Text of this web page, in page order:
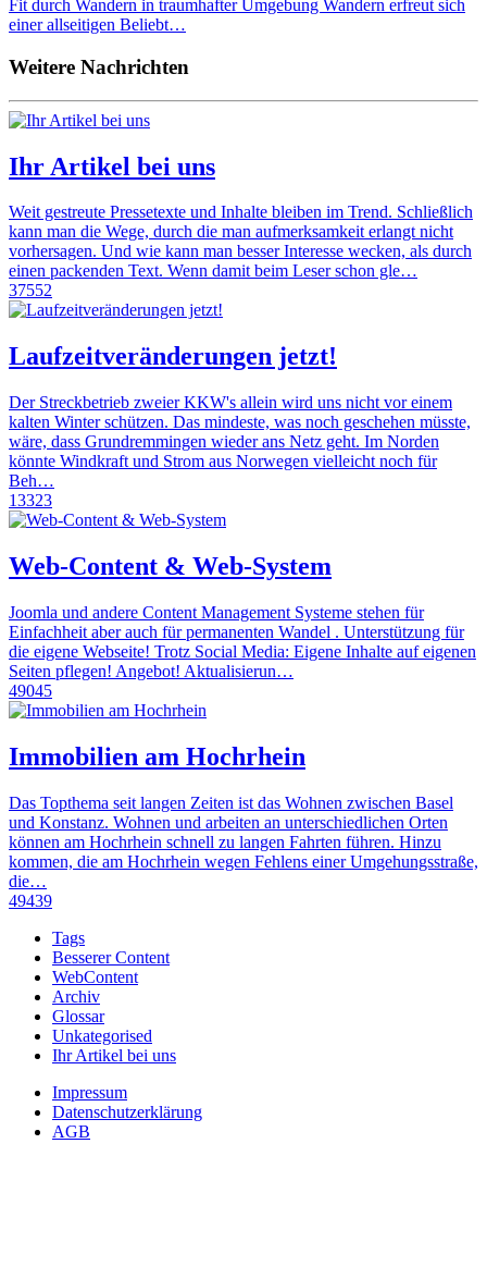
Fit durch Wandern in traumhafter Umgebung Wandern erfreut sich
einer allseitigen Beliebt…
Weitere Nachrichten
Ihr Artikel bei uns
Weit gestreute Pressetexte und Inhalte bleiben im Trend. Schließlich
kann man die Wege, durch die man aufmerksamkeit erlangt nicht
vorhersagen. Und wie kann man besser Interesse wecken, als durch
einen packenden Text. Wenn damit beim Leser schon gle…
37552
Laufzeitveränderungen jetzt!
Der Streckbetrieb zweier KKW's allein wird uns nicht vor einem
kalten Winter schützen. Das mindeste, was noch geschehen müsste,
wäre, dass Grundremmingen wieder ans Netz geht. Im Norden
könnte Windkraft und Strom aus Norwegen vielleicht noch für
Beh…
13323
Web-Content & Web-System
Joomla und andere Content Management Systeme stehen für
Einfachheit aber auch für permanenten Wandel . Unterstützung für
die eigene Webseite! Trotz Social Media: Eigene Inhalte auf eigenen
Seiten pflegen! Angebot! Aktualisierun…
49045
Immobilien am Hochrhein
Das Topthema seit langen Zeiten ist das Wohnen zwischen Basel
und Konstanz. Wohnen und arbeiten an unterschiedlichen Orten
können am Hochrhein schnell zu langen Fahrten führen. Hinzu
kommen, die am Hochrhein wegen Fehlens einer Umgehungsstraße,
die…
49439
Tags
Besserer Content
WebContent
Archiv
Glossar
Unkategorised
Ihr Artikel bei uns
Impressum
Datenschutzerklärung
AGB